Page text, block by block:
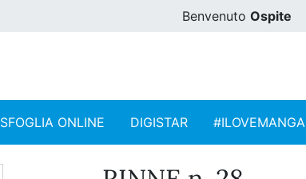
Benvenuto Ospite
SFOGLIA ONLINE DIGISTAR #ILOVEMANGA